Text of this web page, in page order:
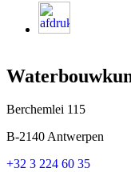
Berchemlei 115
B-2140 Antwerpen
+32 3 224 60 35